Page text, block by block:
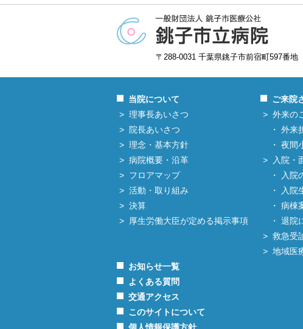
〒288-0031 千葉県銚子市前宿町597番地
当院について
理事長あいさつ
院長あいさつ
理念・基本方針
病院概要・沿革
フロアマップ
活動・取り組み
決算
厚生労働大臣が定める掲示事項
ご来院
外来の
外来
夜間
入院・
入院
入院
病棟
退院
救急受
地域医
お知らせ一覧
よくある質問
交通アクセス
このサイトについて